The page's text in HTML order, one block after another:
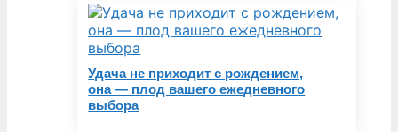
Удача не приходит с рождением,
она — плод вашего ежедневного
выбора